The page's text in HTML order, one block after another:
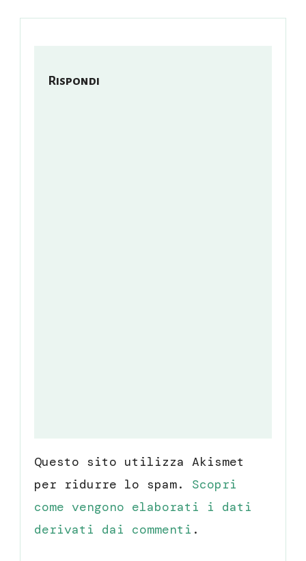
Rispondi
Questo sito utilizza Akismet
per ridurre lo spam. Scopri
come vengono elaborati i dati
derivati dai commenti .